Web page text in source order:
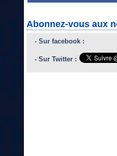
Abonnez-vous aux
- Sur facebook :
- Sur Twitter :